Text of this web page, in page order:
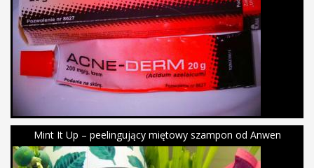
Mint It Up – peelingujący miętowy szampon od Anwen